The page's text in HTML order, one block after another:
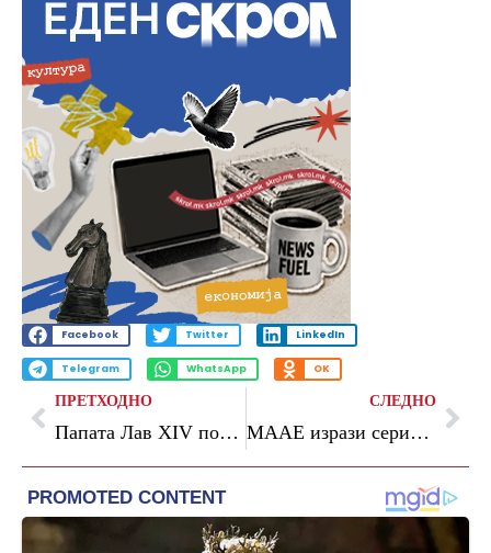
Facebook Twitter LinkedIn
Telegram WhatsApp OK
ПРЕТХОДНО
Папата Лав XIV повика на мир: Никој не смее да бега од својот дом поради бомби
СЛЕДНО
MAAE изрази сериозна загриженост по инцидентот во нуклеарната централа Запорожје